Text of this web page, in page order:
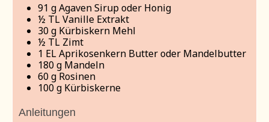
91 gAgaven Sirup oder Honig
½ TL Vanille Extrakt
30g Kürbiskern Mehl
½ TL Zimt
1 EL Aprikosenkern Butter oder Mandelbutter
180g Mandeln
60g Rosinen
100g Kürbiskerne
Anleitungen